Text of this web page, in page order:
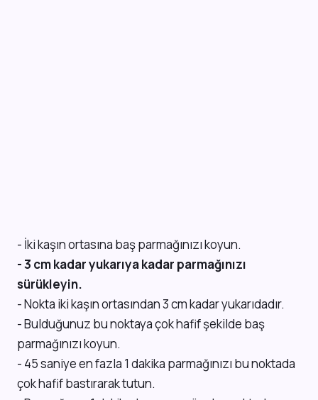
- İki kaşın ortasına baş parmağınızı koyun.
- 3 cm kadar yukarıya kadar parmağınızı
sürükleyin.
- Nokta iki kaşın ortasından 3 cm kadar yukarıdadır.
- Bulduğunuz bu noktaya çok hafif şekilde baş
parmağınızı koyun.
- 45 saniye en fazla 1 dakika parmağınızı bu noktada
çok hafif bastırarak tutun.